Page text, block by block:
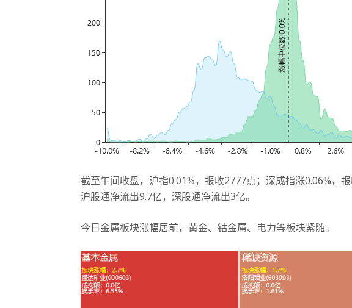
截至午间收盘，沪指0.01%，报收2777点； 深成指涨0.06%，报
沪股通净流出9.7亿，深股通净流出3亿。
今日金属板块涨幅居前，黄金、钴金属、电力等板块紧随。